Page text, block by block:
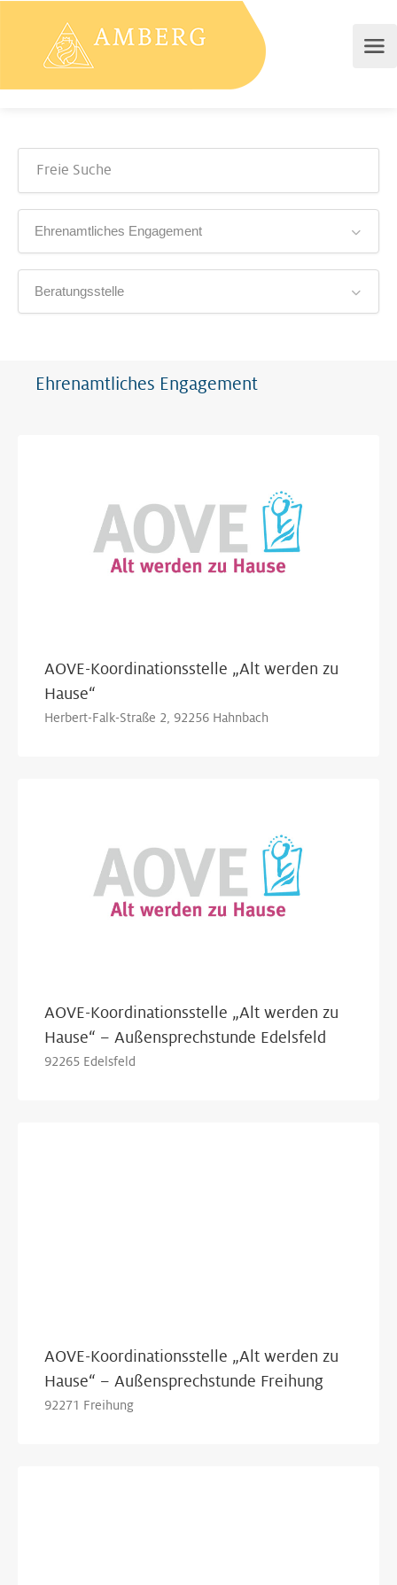
Ehrenamtliches Engagement
Beratungsstelle
Ehrenamtliches Engagement
AOVE-Koordinationsstelle „Alt werden zu
Hause“
Herbert-Falk-Straße 2, 92256 Hahnbach
AOVE-Koordinationsstelle „Alt werden zu
Hause“ – Außensprechstunde Edelsfeld
92265 Edelsfeld
AOVE-Koordinationsstelle „Alt werden zu
Hause“ – Außensprechstunde Freihung
92271 Freihung